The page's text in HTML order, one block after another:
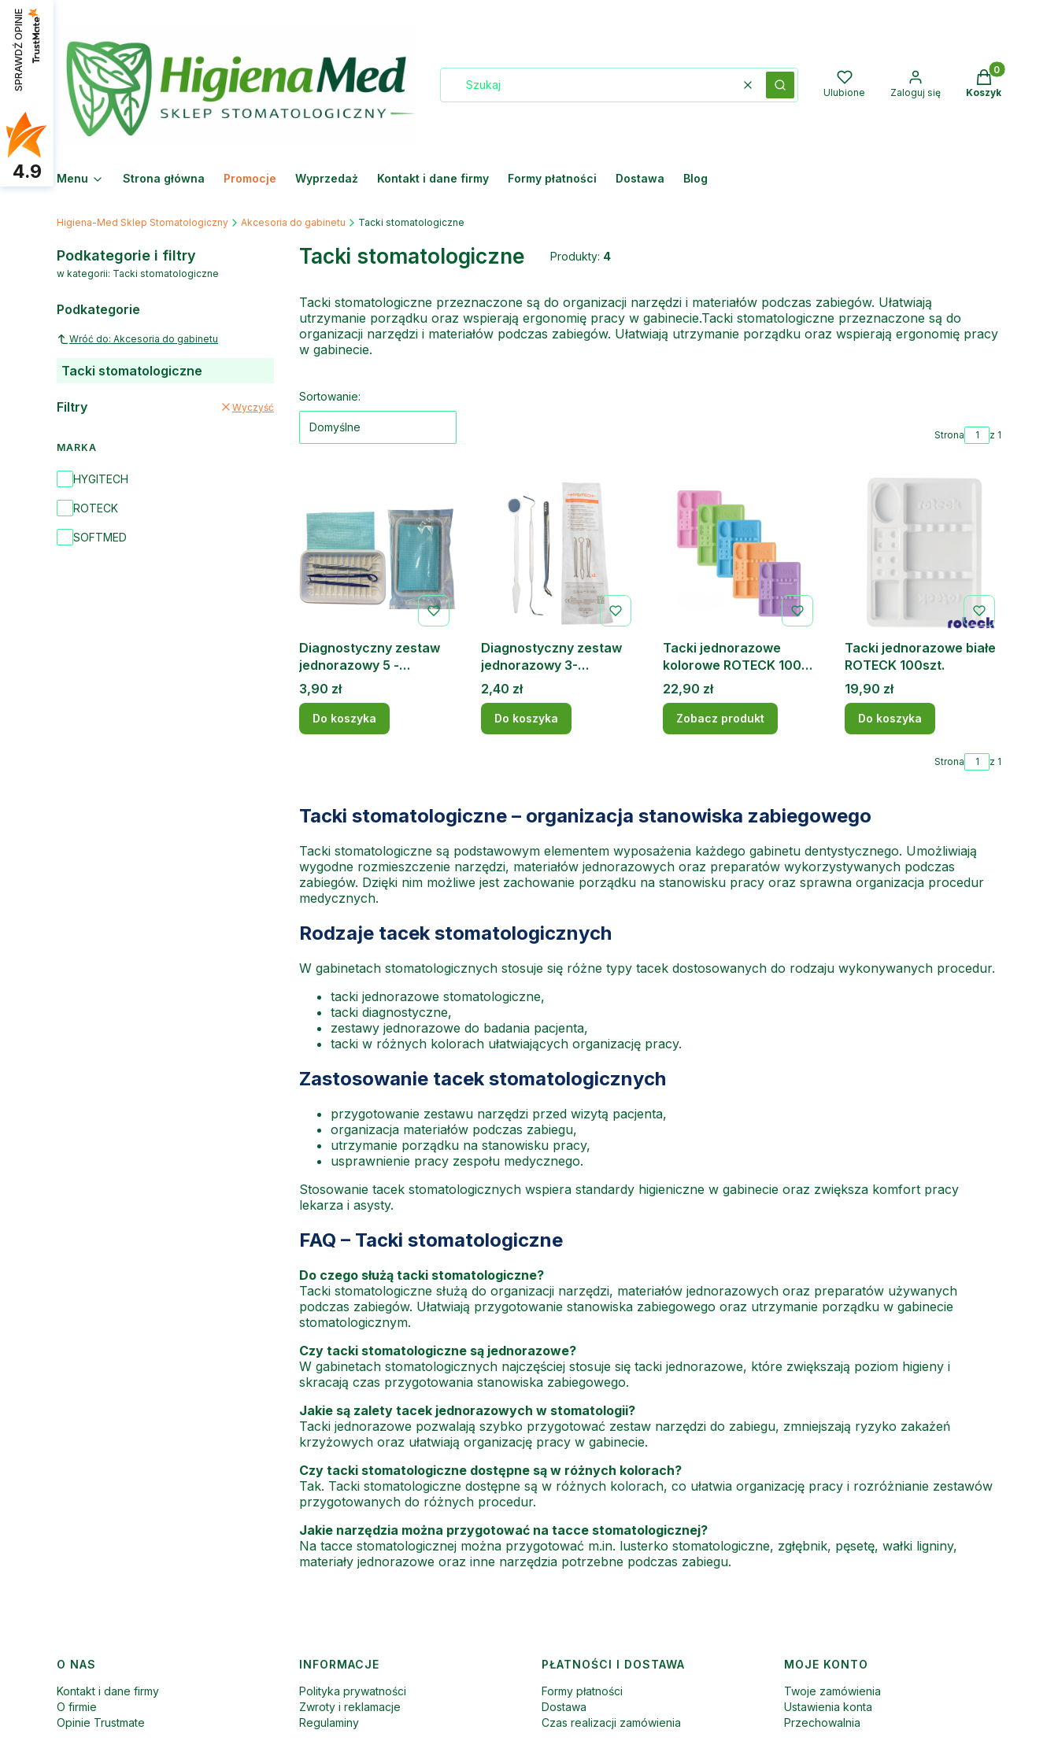
WyczyśćSzukaj Ulubione Zaloguj się
Produkty w
Koszyk
Menu Strona główna Promocje Wyprzedaż Kontakt i dane firmy Formy płatności Dostawa Blog
Higiena-Med Sklep Stomatologiczny Akcesoria do gabinetu Tacki stomatologiczne
Podkategorie i filtry
w kategorii: Tacki stomatologiczne
Podkategorie
Wróć do: Akcesoria do gabinetu
Tacki stomatologiczne
Filtry Wyczyść
MARKA
Marka
HYGITECH
ROTECK
SOFTMED
Tacki stomatologiczne Produkty: 4
Tacki stomatologiczne przeznaczone są do organizacji narzędzi i materiałów podczas zabiegów. Ułatwiają
utrzymanie porządku oraz wspierają ergonomię pracy w gabinecie.Tacki stomatologiczne przeznaczone są do
organizacji narzędzi i materiałów podczas zabiegów. Ułatwiają utrzymanie porządku oraz wspierają ergonomię pracy
w gabinecie.
Lista produktów
Sortowanie:
Domyślne
Strona z 1
Diagnostyczny zestaw
jednorazowy 5 -
elementowy
Cena
3,90 zł
Do koszyka
Diagnostyczny zestaw
jednorazowy 3-
Cena
2,40 zł
Do koszyka
Tacki jednorazowe
kolorowe ROTECK 100
szt.
Cena
22,90 zł
Zobacz produkt
Tacki jednorazowe białe
ROTECK 100szt.
Cena
19,90 zł
Do koszyka
Strona z 1
Tacki stomatologiczne – organizacja stanowiska zabiegowego
Tacki stomatologiczne są podstawowym elementem wyposażenia każdego gabinetu dentystycznego. Umożliwiają
wygodne rozmieszczenie narzędzi, materiałów jednorazowych oraz preparatów wykorzystywanych podczas
zabiegów. Dzięki nim możliwe jest zachowanie porządku na stanowisku pracy oraz sprawna organizacja procedur
medycznych.
Rodzaje tacek stomatologicznych
W gabinetach stomatologicznych stosuje się różne typy tacek dostosowanych do rodzaju wykonywanych procedur.
tacki jednorazowe stomatologiczne,
tacki diagnostyczne,
zestawy jednorazowe do badania pacjenta,
tacki w różnych kolorach ułatwiających organizację pracy.
Zastosowanie tacek stomatologicznych
przygotowanie zestawu narzędzi przed wizytą pacjenta,
organizacja materiałów podczas zabiegu,
utrzymanie porządku na stanowisku pracy,
usprawnienie pracy zespołu medycznego.
Stosowanie tacek stomatologicznych wspiera standardy higieniczne w gabinecie oraz zwiększa komfort pracy
lekarza i asysty.
FAQ – Tacki stomatologiczne
Do czego służą tacki stomatologiczne?
Tacki stomatologiczne służą do organizacji narzędzi, materiałów jednorazowych oraz preparatów używanych
podczas zabiegów. Ułatwiają przygotowanie stanowiska zabiegowego oraz utrzymanie porządku w gabinecie
stomatologicznym.
Czy tacki stomatologiczne są jednorazowe?
W gabinetach stomatologicznych najczęściej stosuje się tacki jednorazowe, które zwiększają poziom higieny i
skracają czas przygotowania stanowiska zabiegowego.
Jakie są zalety tacek jednorazowych w stomatologii?
Tacki jednorazowe pozwalają szybko przygotować zestaw narzędzi do zabiegu, zmniejszają ryzyko zakażeń
krzyżowych oraz ułatwiają organizację pracy w gabinecie.
Czy tacki stomatologiczne dostępne są w różnych kolorach?
Tak. Tacki stomatologiczne dostępne są w różnych kolorach, co ułatwia organizację pracy i rozróżnianie zestawów
przygotowanych do różnych procedur.
Jakie narzędzia można przygotować na tacce stomatologicznej?
Na tacce stomatologicznej można przygotować m.in. lusterko stomatologiczne, zgłębnik, pęsetę, wałki ligniny,
materiały jednorazowe oraz inne narzędzia potrzebne podczas zabiegu.
Linki w stopce
O NAS
Kontakt i dane firmy
O firmie
Opinie Trustmate
INFORMACJE
Polityka prywatności
Zwroty i reklamacje
Regulaminy
PŁATNOŚCI I DOSTAWA
Formy płatności
Dostawa
Czas realizacji zamówienia
MOJE KONTO
Twoje zamówienia
Ustawienia konta
Przechowalnia
SPRAWDŹ OPINIE
4.9